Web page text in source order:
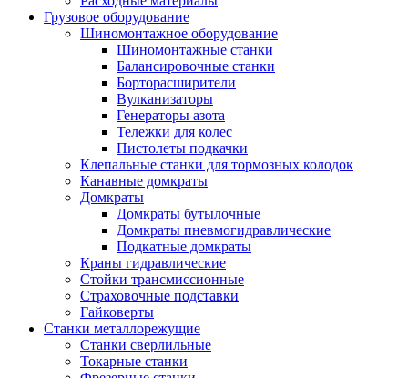
Грузовое оборудование
Шиномонтажное оборудование
Шиномонтажные станки
Балансировочные станки
Борторасширители
Вулканизаторы
Генераторы азота
Тележки для колес
Пистолеты подкачки
Клепальные станки для тормозных колодок
Канавные домкраты
Домкраты
Домкраты бутылочные
Домкраты пневмогидравлические
Подкатные домкраты
Краны гидравлические
Стойки трансмиссионные
Страховочные подставки
Гайковерты
Станки металлорежущие
Станки сверлильные
Токарные станки